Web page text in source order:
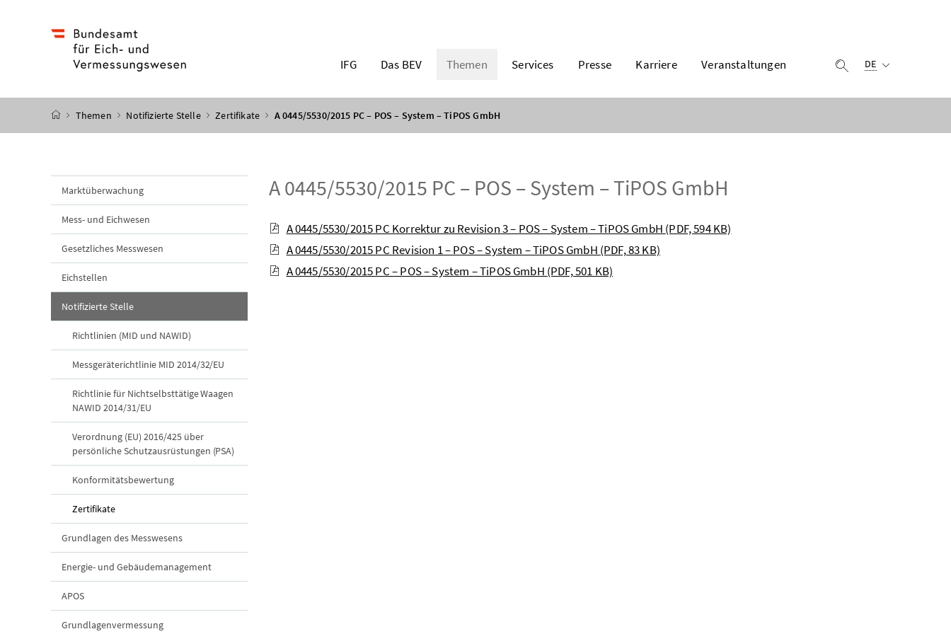
IFG Das BEV Themen Services Presse Karriere Veranstaltungen Suche einblenden
DE
Startseite
Themen Notifizierte Stelle Zertifikate A 0445/5530/2015 PC – POS – System – TiPOS GmbH
Marktüberwachung
Mess- und Eichwesen
Gesetzliches Messwesen
Eichstellen
Notifizierte Stelle
Richtlinien (MID und NAWID)
Messgeräterichtlinie MID 2014/32/EU
Richtlinie für Nichtselbsttätige Waagen
NAWID 2014/31/EU
Verordnung (EU) 2016/425 über
persönliche Schutzausrüstungen (PSA)
Konformitätsbewertung
Zertifikate
Grundlagen des Messwesens
Energie- und Gebäudemanagement
APOS
Grundlagenvermessung
A 0445/5530/2015 PC – POS – System – TiPOS GmbH
A 0445/5530/2015 PC Korrektur zu Revision 3 – POS – System – TiPOS GmbH (PDF, 594 KB)
A 0445/5530/2015 PC Revision 1 – POS – System – TiPOS GmbH (PDF, 83 KB)
A 0445/5530/2015 PC – POS – System – TiPOS GmbH (PDF, 501 KB)